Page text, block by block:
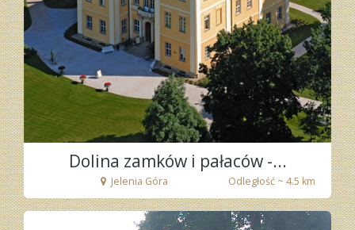
fot. Zbigniew
Dolina zamków i pałaców -...
Jelenia Góra Odległość ~ 4.5 km